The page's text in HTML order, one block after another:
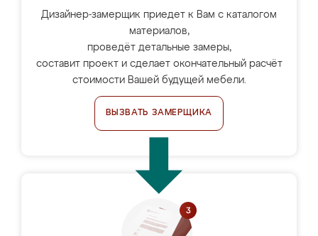
Дизайнер-замерщик приедет к Вам с каталогом
материалов,
проведёт детальные замеры,
составит проект и сделает окончательный расчёт
стоимости Вашей будущей мебели.
ВЫЗВАТЬ ЗАМЕРЩИКА